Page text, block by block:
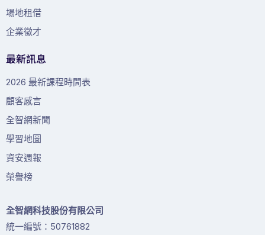
場地租借
企業徵才
最新訊息
2026 最新課程時間表
顧客感言
全智網新聞
學習地圖
資安週報
榮譽榜
全智網科技股份有限公司
統一編號：50761882